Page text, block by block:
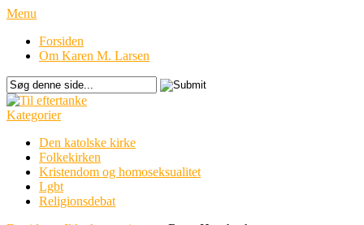
Menu
Forsiden
Om Karen M. Larsen
Kategorier
Den katolske kirke
Folkekirken
Kristendom og homoseksualitet
Lgbt
Religionsdebat